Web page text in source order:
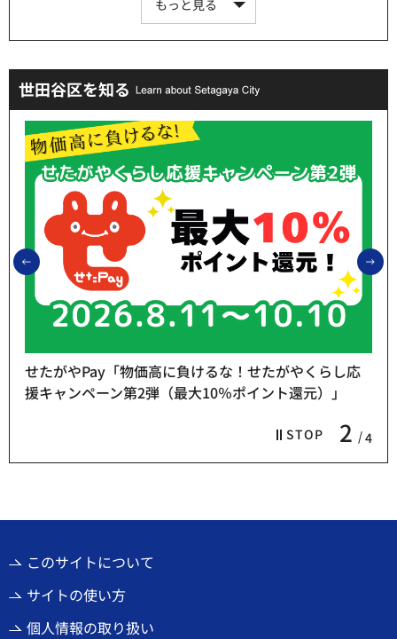
もっと見る
世田谷区を知る
前のスライドを表示
STOP 2 4
せたがやPay「物価高に負けるな！せたがやくらし応
援キャンペーン第2弾（最大10％ポイント還元）」
このサイトについて
サイトの使い方
個人情報の取り扱い